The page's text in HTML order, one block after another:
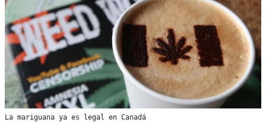
La mariguana ya es legal en Canadá